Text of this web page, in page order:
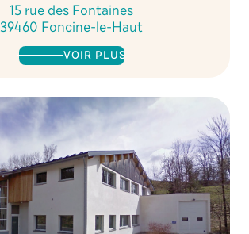
15 rue des Fontaines
39460 Foncine-le-Haut
VOIR PLUS